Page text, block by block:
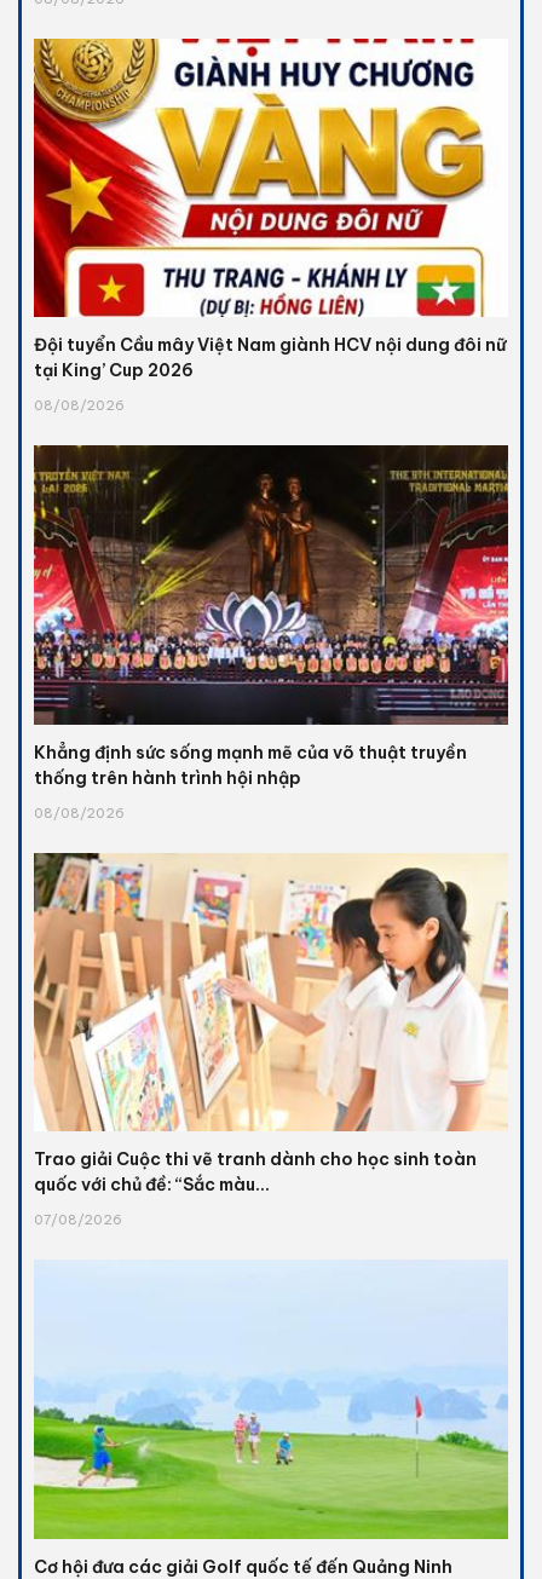
Đội tuyển Cầu mây Việt Nam giành HCV nội dung đôi nữ
tại King’ Cup 2026
08/08/2026
Khẳng định sức sống mạnh mẽ của võ thuật truyền
thống trên hành trình hội nhập
08/08/2026
Trao giải Cuộc thi vẽ tranh dành cho học sinh toàn
quốc với chủ đề: “Sắc màu...
07/08/2026
Cơ hội đưa các giải Golf quốc tế đến Quảng Ninh